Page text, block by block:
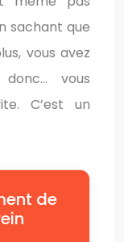
sachant que
vous avez
vous
C’est un
de